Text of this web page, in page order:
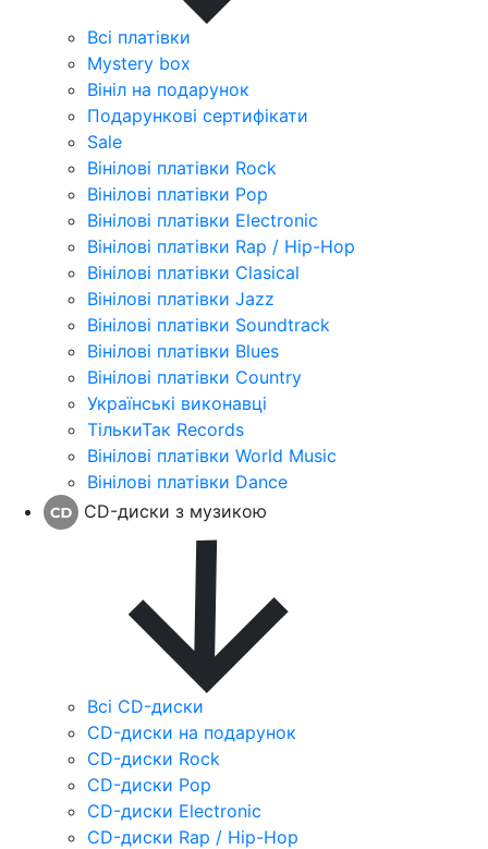
Всі платівки
Mystery box
Вініл на подарунок
Подарункові сертифікати
Sale
Вінілові платівки Rock
Вінілові платівки Pop
Вінілові платівки Electronic
Вінілові платівки Rap / Hip-Hop
Вінілові платівки Clasical
Вінілові платівки Jazz
Вінілові платівки Soundtrack
Вінілові платівки Blues
Вінілові платівки Country
Українські виконавці
ТількиТак Records
Вінілові платівки World Music
Вінілові платівки Dance
CD-диски з музикою
Всі CD-диски
CD-диски на подарунок
CD-диски Rock
CD-диски Pop
CD-диски Electronic
CD-диски Rap / Hip-Hop